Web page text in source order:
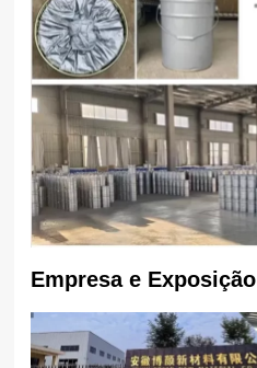
Empresa e Exposição